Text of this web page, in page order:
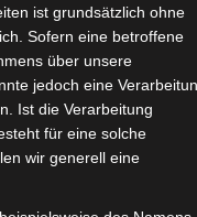
ist grundsätzlich ohne
Sofern eine betroffene
über unsere
jedoch eine
Ist die Verarbeitung
für eine solche
wir generell eine